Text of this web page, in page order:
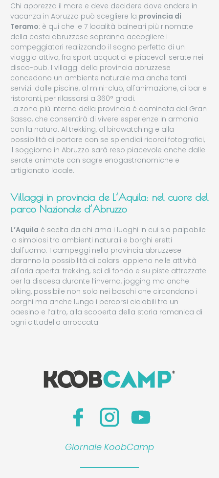
Chi apprezza il mare e deve decidere dove andare in
vacanza in Abruzzo può scegliere la provincia di
Teramo: è qui che le 7 località balneari più rinomate
della costa abruzzese sapranno accogliere i
campeggiatori realizzando il sogno perfetto di un
viaggio attivo, fra sport acquatici e piacevoli serate nei
disco-pub. I villaggi della provincia abruzzese
concedono un ambiente naturale ma anche tanti
servizi: dalle piscine, al mini-club, all'animazione, ai bar e
ristoranti, per rilassarsi a 360° gradi.
La zona più interna della provincia è dominata dal Gran
Sasso, che consentirà di vivere esperienze in armonia
con la natura. Al trekking, al birdwatching e alla
possibilità di portare con se splendidi ricordi fotografici,
il soggiorno in Abruzzo sarà reso piacevole anche dalle
serate animate con sagre enogastronomiche e
artigianato locale.
Villaggi in provincia de L’Aquila: nel cuore del
parco Nazionale d’Abruzzo
L’Aquila è scelta da chi ama i luoghi in cui sia palpabile
la simbiosi tra ambienti naturali e borghi eretti
dall'uomo. I campeggi nella provincia abruzzese
daranno la possibilità di calarsi appieno nelle attività
all'aria aperta: trekking, sci di fondo e su piste attrezzate
per la discesa durante l’inverno, jogging ma anche
biking, possibile non solo nei boschi che circondano i
borghi ma anche lungo i percorsi ciclabili tra un
paesino e l’altro, alla scoperta della storia romanica di
ogni cittadella arroccata.
Giornale KoobCamp